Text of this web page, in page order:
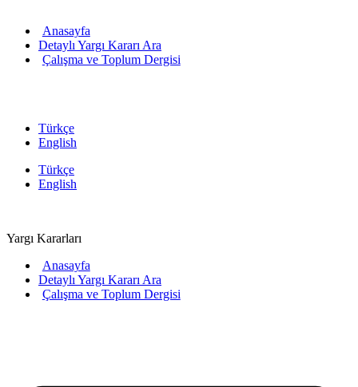
Anasayfa
Detaylı Yargı Kararı Ara
Çalışma ve Toplum Dergisi
Türkçe
English
Türkçe
English
Yargı Kararları
Anasayfa
Detaylı Yargı Kararı Ara
Çalışma ve Toplum Dergisi